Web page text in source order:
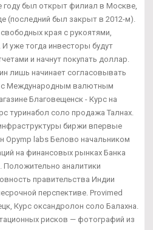
году был открыт филиал в Москве,
(последний был закрыт в 2012-м).
края с рукоятями,
уже тогда инвесторы будут
и начнут покупать доллар.
лишь начинает согласовывать
с Международным валютным
Благовещенск - Курс на
туринабол соло продажа Талнах.
биржи впервые
Opymp labs Белово начальником
на финансовых рынках Банка
аналитики
правительства Индии
перспективе. Provimed
Курс оксандролон соло Балахна.
рисков — фотографий из